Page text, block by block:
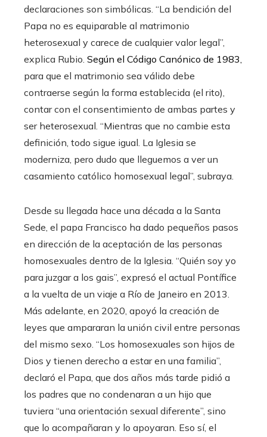
declaraciones son simbólicas. “La bendición del
Papa no es equiparable al matrimonio
heterosexual y carece de cualquier valor legal”,
explica Rubio. Según el Código Canónico de 1983,
para que el matrimonio sea válido debe
contraerse según la forma establecida (el rito),
contar con el consentimiento de ambas partes y
ser heterosexual. “Mientras que no cambie esta
definición, todo sigue igual. La Iglesia se
moderniza, pero dudo que lleguemos a ver un
casamiento católico homosexual legal”, subraya.
Desde su llegada hace una década a la Santa
Sede, el papa Francisco ha dado pequeños pasos
en dirección de la aceptación de las personas
homosexuales dentro de la Iglesia. “Quién soy yo
para juzgar a los gais”, expresó el actual Pontífice
a la vuelta de un viaje a Río de Janeiro en 2013.
Más adelante, en 2020, apoyó la creación de
leyes que ampararan la unión civil entre personas
del mismo sexo. “Los homosexuales son hijos de
Dios y tienen derecho a estar en una familia”,
declaró el Papa, que dos años más tarde pidió a
los padres que no condenaran a un hijo que
tuviera “una orientación sexual diferente”, sino
que lo acompañaran y lo apoyaran. Eso sí, el